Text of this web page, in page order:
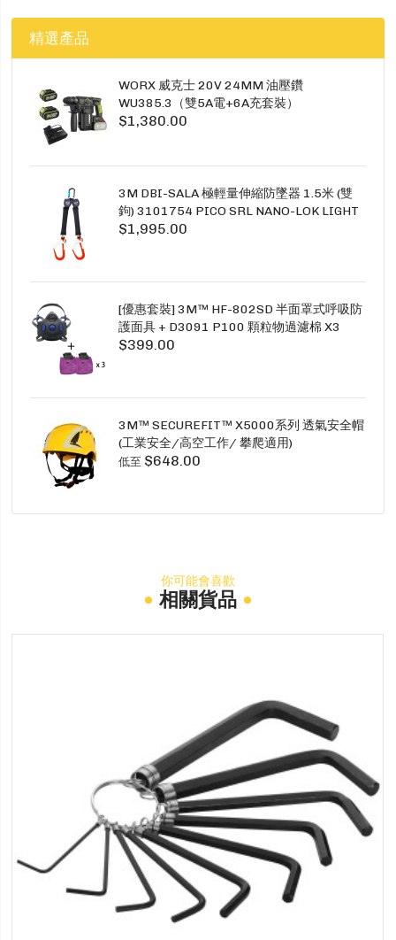
精選產品
WORX 威克士 20V 24MM 油壓鑽
WU385.3（雙5A電+6A充套裝）
$1,380.00
3M DBI-SALA 極輕量伸縮防墜器 1.5米 (雙
鉤) 3101754 PICO SRL NANO-LOK LIGHT
1.5M TWINS
$1,995.00
[優惠套裝] 3M™ HF-802SD 半面罩式呼吸防
護面具 + D3091 P100 顆粒物過濾棉 X3
SECURE CLICK HF-802SD HF-800SD 系列
$399.00
3M™ SECUREFIT™ X5000系列 透氣安全帽
(工業安全/高空工作/ 攀爬適用)
低至 $648.00
你可能會喜歡
相關貨品